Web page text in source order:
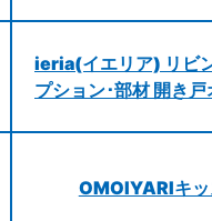
ieria(イエリア) リビ
プション･部材 開き
OMOIYARIキ